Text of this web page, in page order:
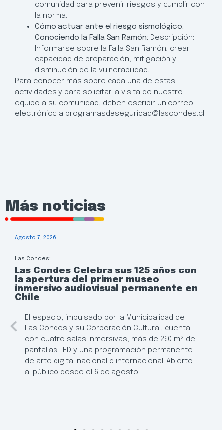
comunidad para prevenir riesgos y cumplir con
la norma.
Cómo actuar ante el riesgo sismológico:
Conociendo la Falla San Ramón: Descripción:
Informarse sobre la Falla San Ramón; crear
capacidad de preparación, mitigación y
disminución de la vulnerabilidad.
Para conocer más sobre cada una de estas
actividades y para solicitar la visita de nuestro
equipo a su comunidad, deben escribir un correo
electrónico a programasdeseguridad@lascondes.cl.
Más noticias
Agosto 7, 2026
Las Condes:
Las Condes Celebra sus 125 años con
la apertura del primer museo
inmersivo audiovisual permanente en
Chile
El espacio, impulsado por la Municipalidad de
Las Condes y su Corporación Cultural, cuenta
con cuatro salas inmersivas, más de 290 m² de
pantallas LED y una programación permanente
de arte digital nacional e internacional. Abierto
al público desde el 6 de agosto.